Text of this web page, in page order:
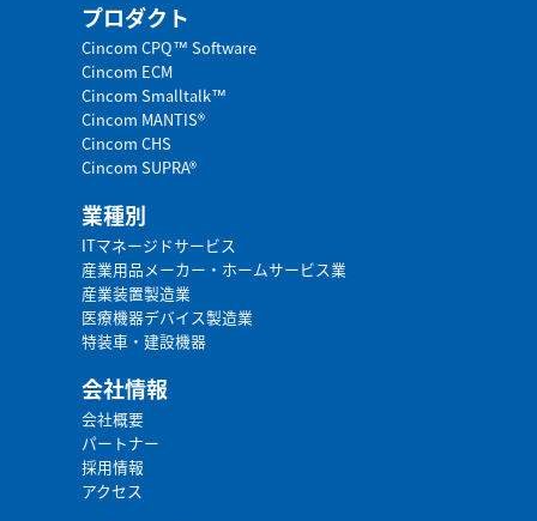
プロダクト
Cincom CPQ™ Software
Cincom ECM
Cincom Smalltalk™
Cincom MANTIS®
Cincom CHS
Cincom SUPRA®
業種別
ITマネージドサービス
産業用品メーカー・ホームサービス業
産業装置製造業
医療機器デバイス製造業
特装車・建設機器
会社情報
会社概要
パートナー
採用情報
アクセス